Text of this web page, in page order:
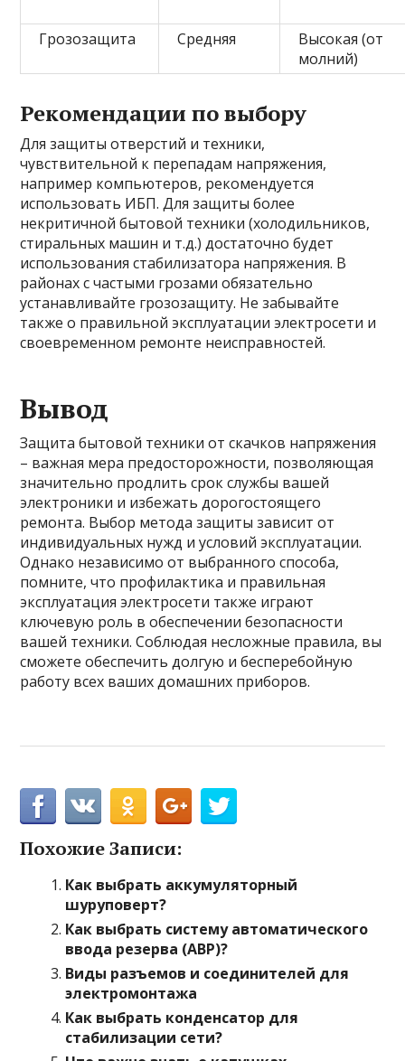
Грозозащита Средняя
Высокая (от
молний)
Рекомендации по выбору
Для защиты отверстий и техники,
чувствительной к перепадам напряжения,
например компьютеров, рекомендуется
использовать ИБП. Для защиты более
некритичной бытовой техники (холодильников,
стиральных машин и т.д.) достаточно будет
использования стабилизатора напряжения. В
районах с частыми грозами обязательно
устанавливайте грозозащиту. Не забывайте
также о правильной эксплуатации электросети и
своевременном ремонте неисправностей.
Вывод
Защита бытовой техники от скачков напряжения
– важная мера предосторожности, позволяющая
значительно продлить срок службы вашей
электроники и избежать дорогостоящего
ремонта. Выбор метода защиты зависит от
индивидуальных нужд и условий эксплуатации.
Однако независимо от выбранного способа,
помните, что профилактика и правильная
эксплуатация электросети также играют
ключевую роль в обеспечении безопасности
вашей техники. Соблюдая несложные правила, вы
сможете обеспечить долгую и бесперебойную
работу всех ваших домашних приборов.
Похожие Записи:
Как выбрать аккумуляторный
шуруповерт?
Как выбрать систему автоматического
ввода резерва (АВР)?
Виды разъемов и соединителей для
электромонтажа
Как выбрать конденсатор для
стабилизации сети?